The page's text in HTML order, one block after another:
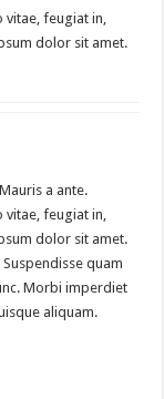
vitae, feugiat in,
dolor sit amet.
a ante.
vitae, feugiat in,
dolor sit amet.
quam
Morbi imperdiet
aliquam.